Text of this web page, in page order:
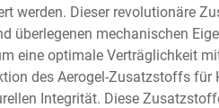
werden. Dieser revolutionäre
überlegenen mechanischen
eine optimale Verträglichkeit
des Aerogel-Zusatzstoffs
Integrität. Diese